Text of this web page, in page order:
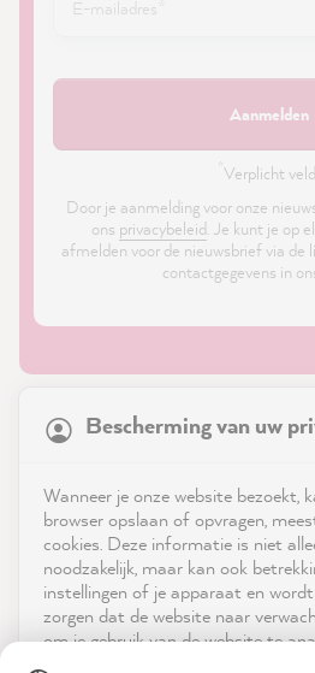
Aanmelden
Verplicht veld
Door je aanmelding voor onze
ons privacybeleid. Je kunt je op
afmelden voor de nieuwsbrief via de
contactgegevens in
Service
Neem contact op met
Bescherming van uw
Wanneer je onze website bezoekt,
browser opslaan of opvragen,
cookies. Deze informatie is niet
noodzakelijk, maar kan ook
instellingen of je apparaat en
zorgen dat de website naar
om je gebruik van de website te
21,867Reviews